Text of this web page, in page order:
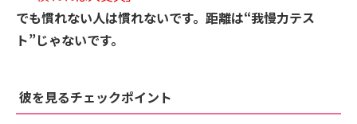
でも慣れない人は慣れないです。距離は“我慢力テス
ト”じゃないです。
彼を見るチェックポイント